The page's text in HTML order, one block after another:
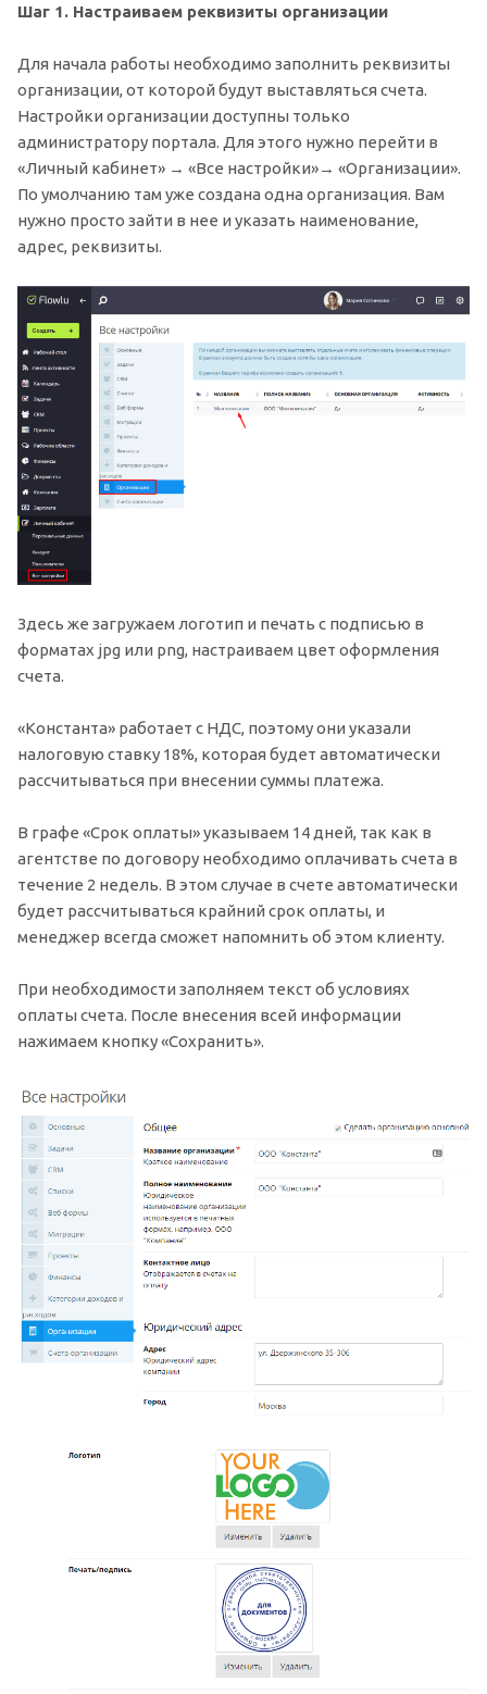
Шаг 1. Настраиваем реквизиты организации
Для начала работы необходимо заполнить реквизиты
организации, от которой будут выставляться счета.
Настройки организации доступны только
администратору портала. Для этого нужно перейти в
«Личный кабинет» → «Все настройки»→ «Организации».
По умолчанию там уже создана одна организация. Вам
нужно просто зайти в нее и указать наименование,
адрес, реквизиты.
Здесь же загружаем логотип и печать с подписью в
форматах jpg или png, настраиваем цвет оформления
счета.
«Константа» работает с НДС, поэтому они указали
налоговую ставку 18%, которая будет автоматически
рассчитываться при внесении суммы платежа.
В графе «Срок оплаты» указываем 14 дней, так как в
агентстве по договору необходимо оплачивать счета в
течение 2 недель. В этом случае в счете автоматически
будет рассчитываться крайний срок оплаты, и
менеджер всегда сможет напомнить об этом клиенту.
При необходимости заполняем текст об условиях
оплаты счета. После внесения всей информации
нажимаем кнопку «Сохранить».